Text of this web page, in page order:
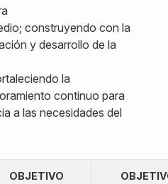
construyendo con la
y desarrollo de la
la
continuo para
a las necesidades del
OBJETIVO